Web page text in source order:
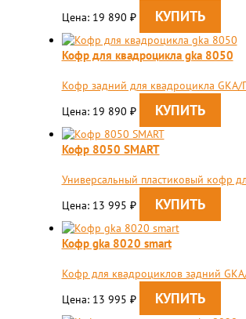
Цена: 19 890 ₽
Кофр для квадроцикла gka 8050
Кофр задний для квадроцикла GKA/
Цена: 19 890 ₽
Кофр 8050 SMART
Универсальный пластиковый кофр
Цена: 13 995 ₽
Кофр gka 8020 smart
Кофр для квадроциклов задний
Цена: 13 995 ₽